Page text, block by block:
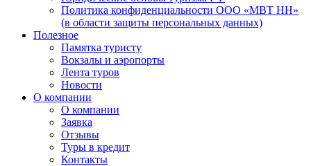
Политика конфиденциальности ООО «МВТ НН»
(в области защиты персональных данных)
Полезное
Памятка туристу
Вокзалы и аэропорты
Лента туров
Новости
О компании
О компании
Заявка
Отзывы
Туры в кредит
Контакты